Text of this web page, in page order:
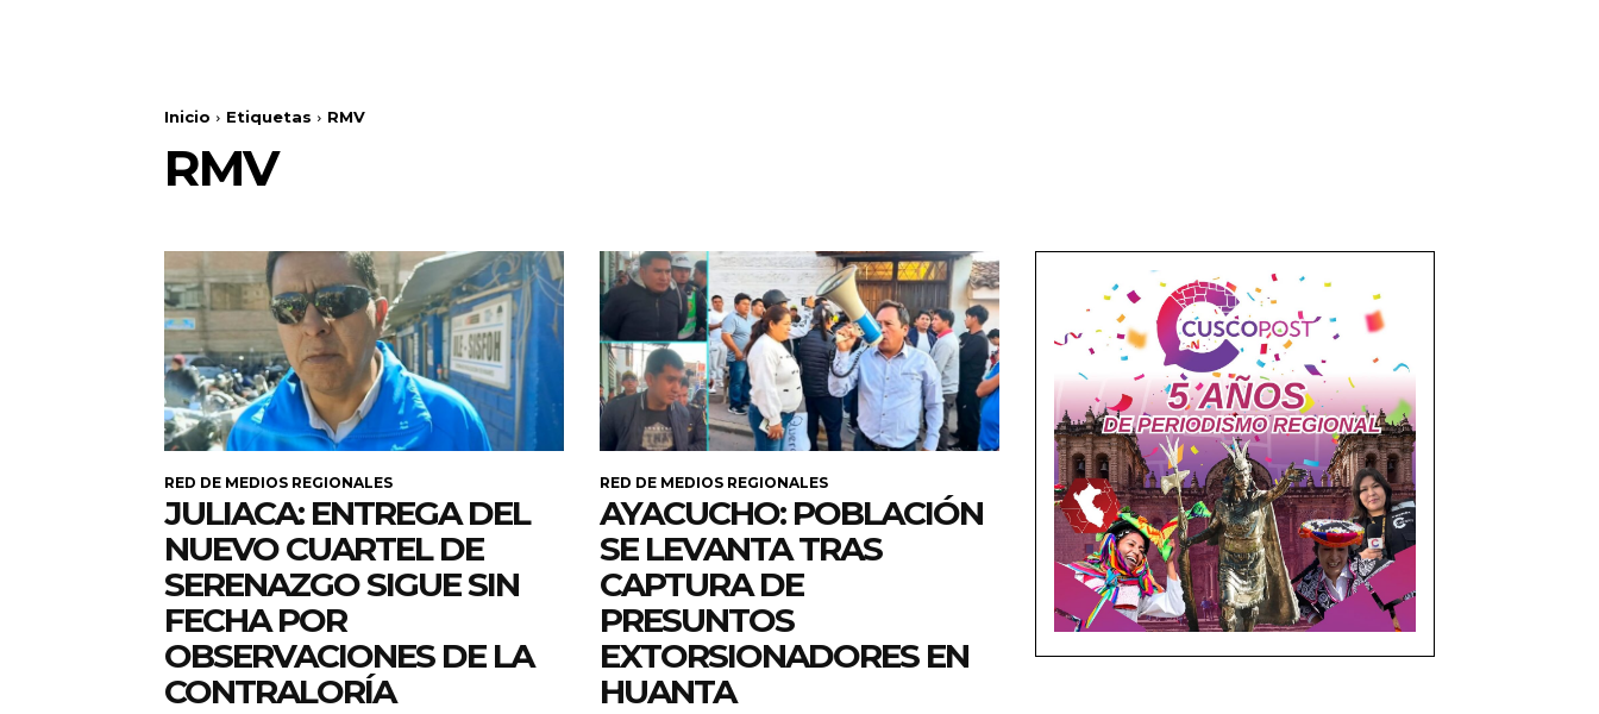
Inicio Etiquetas RMV
RMV
RED DE MEDIOS REGIONALES
JULIACA: ENTREGA DEL
NUEVO CUARTEL DE
SERENAZGO SIGUE SIN
FECHA POR
OBSERVACIONES DE LA
CONTRALORÍA
RED DE MEDIOS REGIONALES
AYACUCHO: POBLACIÓN
SE LEVANTA TRAS
CAPTURA DE
PRESUNTOS
EXTORSIONADORES EN
HUANTA